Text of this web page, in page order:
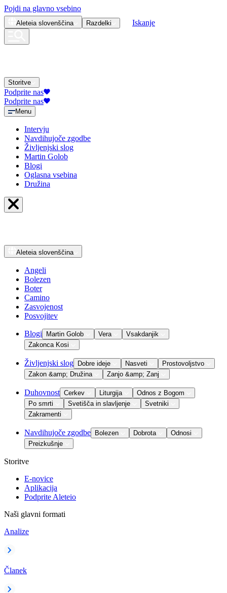
Pojdi na glavno vsebino
Aleteia slovenščina Razdelki Iskanje
Storitve
Podprite nas
Podprite nas
Menu
Intervju
Navdihujoče zgodbe
Življenjski slog
Martin Golob
Blogi
Oglasna vsebina
Družina
Aleteia slovenščina
Angeli
Bolezen
Boter
Camino
Zasvojenost
Posvojitev
Blogi Martin Golob Vera
Vsakdanjik
Zakonca Kosi
Življenjski slog Dobre ideje Nasveti
Prostovoljstvo
Zakon &amp; Družina
Zanjo &amp; Zanj
Duhovnost Cerkev Liturgija
Odnos z Bogom
Po smrti
Svetišča in slavljenje
Svetniki
Zakramenti
Navdihujoče zgodbe Bolezen Dobrota
Odnosi
Preizkušnje
Storitve
E-novice
Aplikacija
Podprite Aleteio
Naši glavni formati
Analize
Članek